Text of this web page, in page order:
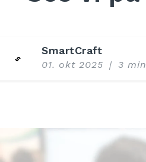
SmartCraft
01. okt 2025 | 3